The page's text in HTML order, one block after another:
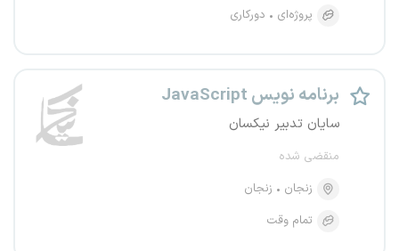
پروژه‌ای
دورکاری
برنامه نویس JavaScript
سایان تدبیر نیکسان
منقضی شده
زنجان
زنجان
تمام وقت